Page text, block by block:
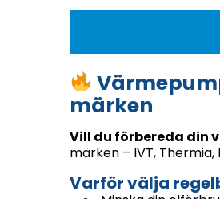
märken
Vill du förbereda din
märken – IVT, Thermia,
Varför välja